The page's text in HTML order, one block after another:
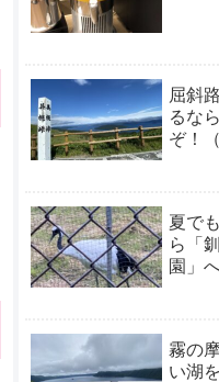
屈斜
るな
ぞ！
夏で
ら「
園」
霧の
い湖